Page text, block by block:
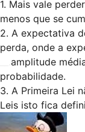
1. Mais vale
menos que se
2. A expectativa
perda, onde a
amplitude
probabilidade.
3. A Primeira Lei
Leis isto fica